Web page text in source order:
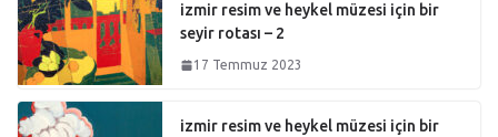
izmir resim ve heykel müzesi için bir
seyir rotası – 2
17 Temmuz 2023
izmir resim ve heykel müzesi için bir